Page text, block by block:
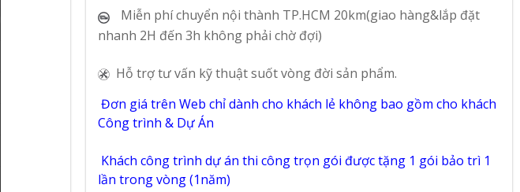
Miễn phí chuyển nội thành TP.HCM 20km(giao hàng&lắp đặt
nhanh 2H đến 3h không phải chờ đợi)
Hỗ trợ tư vấn kỹ thuật suốt vòng đời sản phẩm.
Đơn giá trên Web chỉ dành cho khách lẻ không bao gồm cho khách
Công trình & Dự Án
Khách công trình dự án thi công trọn gói được tặng 1 gói bảo trì 1
lần trong vòng (1năm)